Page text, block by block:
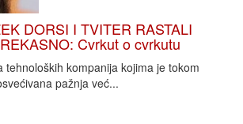
DORSI I TVITER RASTALI
Cvrkut o cvrkutu
tehnoloških kompanija kojima je tokom
pažnja već...